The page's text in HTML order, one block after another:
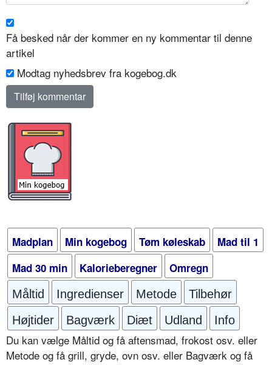
Få besked når der kommer en ny kommentar til denne
artikel
Modtag nyhedsbrev fra kogebog.dk
Madplan Min kogebog Tøm køleskab
Mad til 1
Mad 30 min
Kalorieberegner Omregn
Måltid Ingredienser Metode
Tilbehør
Højtider
Bagværk Diæt Udland Info
Du kan vælge Måltid og få aftensmad, frokost osv. eller
Metode og få grill, gryde, ovn osv. eller Bagværk og få